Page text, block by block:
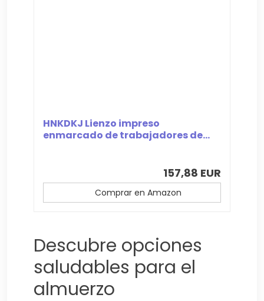
HNKDKJ Lienzo impreso
enmarcado de trabajadores de...
157,88 EUR
Comprar en Amazon
Descubre opciones
saludables para el
almuerzo